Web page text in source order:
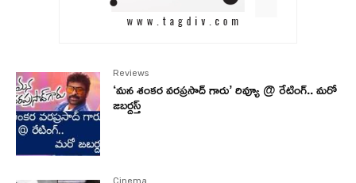
Reviews
‘మన శంకర వరప్రసాద్ గారు’ రివ్యూ @ రేటింగ్.. మరో
జబర్దస్త్